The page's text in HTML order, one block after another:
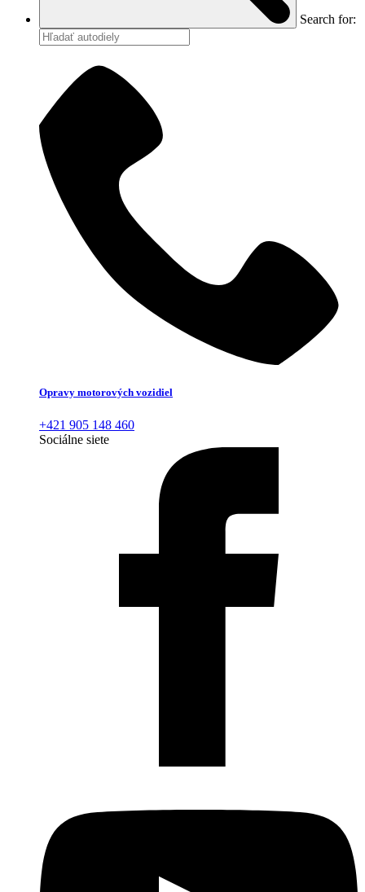
Search for:
Opravy motorových vozidiel
+421 905 148 460
Sociálne siete